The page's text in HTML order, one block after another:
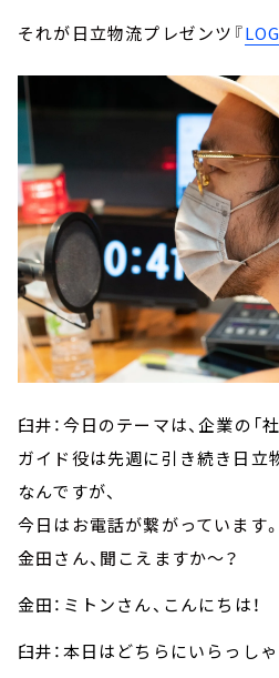
それが日立物流プレゼンツ『
臼井：今日のテーマは、企業の「
ガイド役は先週に引き続き日立
なんですが、
今日はお電話が繋がっています。
金田さん、聞こえますか～？
金田：ミトンさん、こんにちは！
臼井：本日はどちらにいらっし